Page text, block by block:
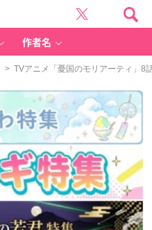
作者名
> TVアニメ「憂国のモリアーティ」8